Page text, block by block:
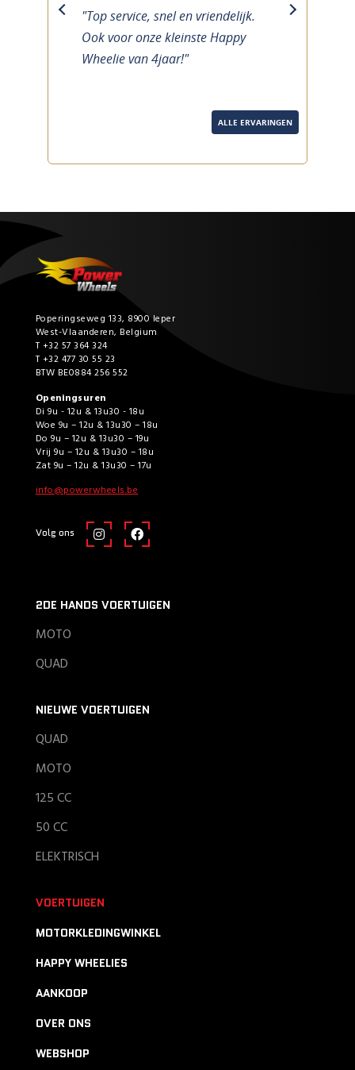
"Top service, snel en vriendelijk.
Ook voor onze kleinste Happy
Wheelie van 4jaar!"
previous next
ALLE ERVARINGEN
Poperingseweg 133, 8900 Ieper
West-Vlaanderen, Belgium
T +32 57 364 324
T +32 477 30 55 23
BTW BE0884 256 552
Openingsuren
Di 9u - 12u & 13u30 - 18u
Woe 9u – 12u & 13u30 – 18u
Do 9u – 12u & 13u30 – 19u
Vrij 9u – 12u & 13u30 – 18u
Zat 9u – 12u & 13u30 – 17u
info@powerwheels.be
Volg ons
2DE HANDS VOERTUIGEN
MOTO
QUAD
NIEUWE VOERTUIGEN
QUAD
MOTO
125 CC
50 CC
ELEKTRISCH
VOERTUIGEN
MOTORKLEDINGWINKEL
HAPPY WHEELIES
AANKOOP
OVER ONS
WEBSHOP